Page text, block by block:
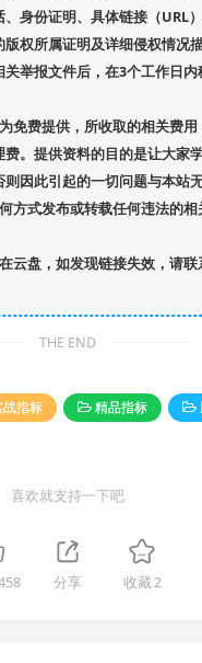
身份证明、具体链接（URL
权所属证明及详细侵权情况
举报文件后，在3个工作日内
免费提供，所收取的相关费用
。提供资料的目的是让大家
因此引起的一切问题与本站无
方式发布或转载任何违法的相
云盘，如发现链接失效，请联
THE END
战指标 精品指标
喜欢就支持一下吧
分享 收藏2